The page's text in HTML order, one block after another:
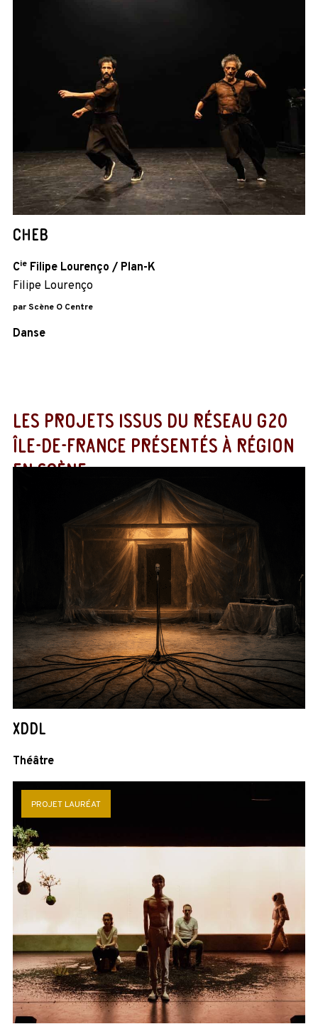
CHEB
Cie Filipe Lourenço / Plan-K
Filipe Lourenço
par Scène O Centre
Danse
LES PROJETS ISSUS DU RÉSEAU G20
ÎLE-DE-FRANCE PRÉSENTÉS À RÉGION
EN SCÈNE
XDDL
Théâtre
PROJET LAURÉAT